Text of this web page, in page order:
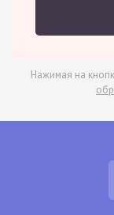
Нажимая на